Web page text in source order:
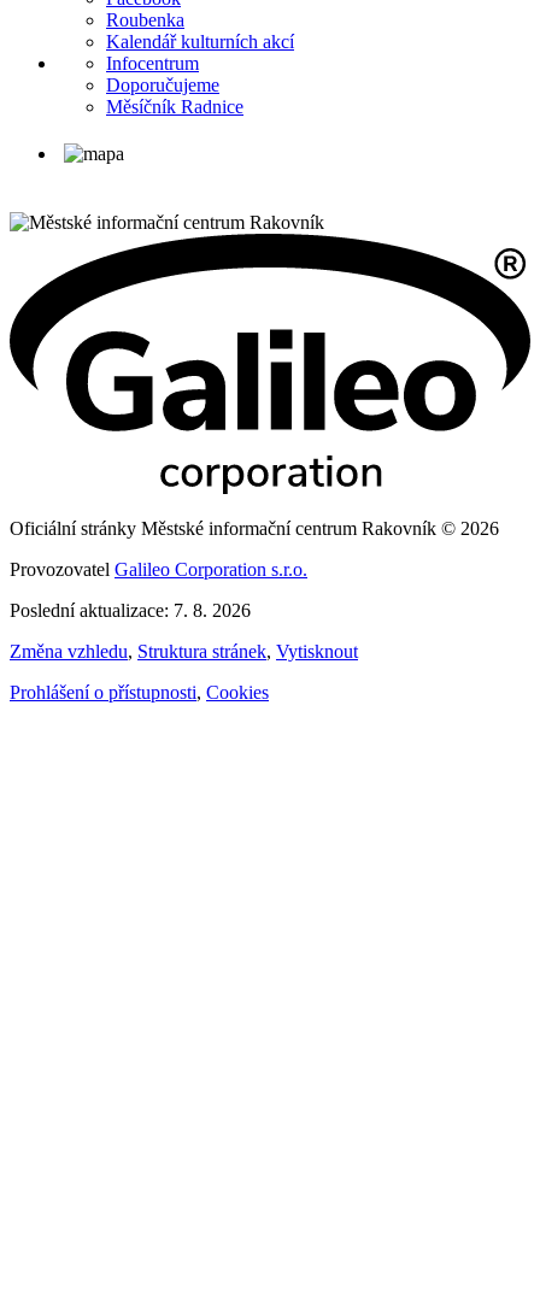
Roubenka
Kalendář kulturních akcí
Infocentrum
Doporučujeme
Měsíčník Radnice
Oficiální stránky Městské informační centrum Rakovník © 2026
Provozovatel Galileo Corporation s.r.o.
Poslední aktualizace: 7. 8. 2026
Změna vzhledu, Struktura stránek, Vytisknout
Prohlášení o přístupnosti, Cookies